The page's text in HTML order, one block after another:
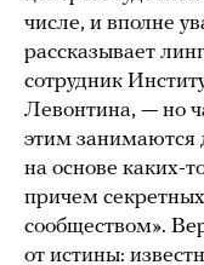
числе, и вполне
рассказывает
сотрудник
Левонтина, — но
этим занимаются
на основе каких-
причем
сообществом».
от истины: